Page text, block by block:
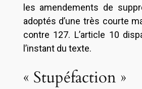
les amendements de
adoptés d’une très courte
contre 127. L’article 10
l’instant du texte.
« Stupéfaction »